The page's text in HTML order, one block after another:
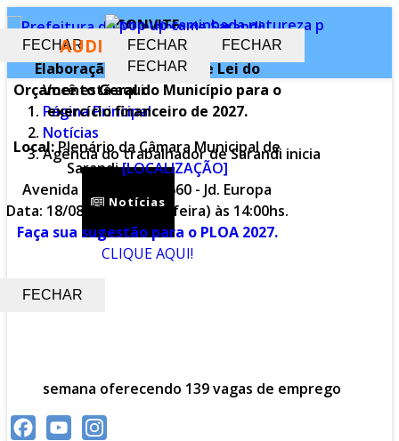
Inicial Notícias Serviços
Você está aqui:
Página Principal
Notícias
Agência do trabalhador de Sarandi inicia
semana oferecendo 139 vagas de emprego
FECHAR
CONVITE
AUDIÊNCIA PÚBLICA
Elaboração do Projeto de Lei do
Orçamento Geral do Município para o
exercício financeiro de 2027.
Local:Plenário da Câmara Municipal de
Sarandi[LOCALIZAÇÃO]
Avenida Maringá, n.º 660 - Jd. Europa
Data: 18/08/2026 (terça-feira) às 14:00hs.
Faça sua sugestão para o PLOA 2027.
CLIQUE AQUI!
FECHAR
FECHAR
FECHAR
FECHAR